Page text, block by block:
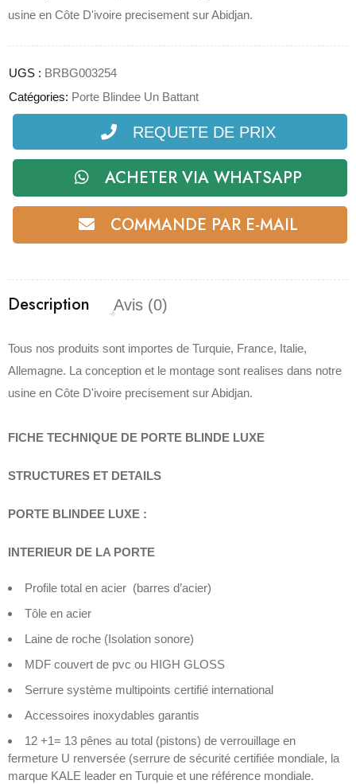
usine en Côte D'ivoire precisement sur Abidjan.
UGS : BRBG003254
Catégories: Porte Blindee Un Battant
REQUETE DE PRIX
ACHETER VIA WHATSAPP
COMMANDE PAR E-MAIL
Description Avis (0)
Tous nos produits sont importes de Turquie, France, Italie,
Allemagne. La conception et le montage sont realises dans notre
usine en Côte D'ivoire precisement sur Abidjan.
FICHE TECHNIQUE DE PORTE BLINDE LUXE
STRUCTURES ET DETAILS
PORTE BLINDEE LUXE :
INTERIEUR DE LA PORTE
Profile total en acier (barres d’acier)
Tôle en acier
Laine de roche (Isolation sonore)
MDF couvert de pvc ou HIGH GLOSS
Serrure système multipoints certifié international
Accessoires inoxydables garantis
12 +1= 13 pênes au total (pistons) de verrouillage en
fermeture U renversée (serrure de sécurité certifiée mondiale, la
marque KALE leader en Turquie et une référence mondiale.